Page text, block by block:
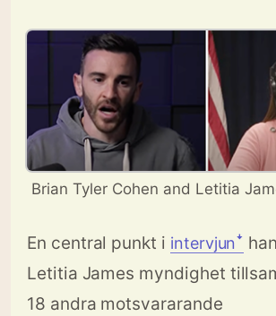
Brian Tyler Cohen and Letitia
En central punkt i intervjunꜜ
Letitia James myndighet
18 andra motsvararande